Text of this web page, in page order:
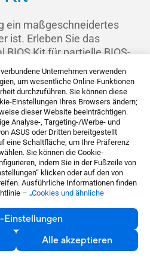
Unternehmen verwenden
um wesentliche Online-Funktionen
durchzuführen. Sie können diese
Einstellungen Ihres Browsers ändern;
dieser Website beeinträchtigen.
Analyse-, Targeting-/Werbe- und
ASUS oder Dritten bereitgestellt
eine Schaltfläche, um Ihre Präferenz
Sie können die Cookie-
indem Sie in der Fußzeile von
klicken oder auf den von
Ausführliche Informationen finden
– „Cookies und ähnliche
Einstellungen
Alle akzeptieren
ein maßgeschneidertes
ist. Erleben Sie das
Kit für partielle BIOS-
Kennzeichnen Sie Ihre